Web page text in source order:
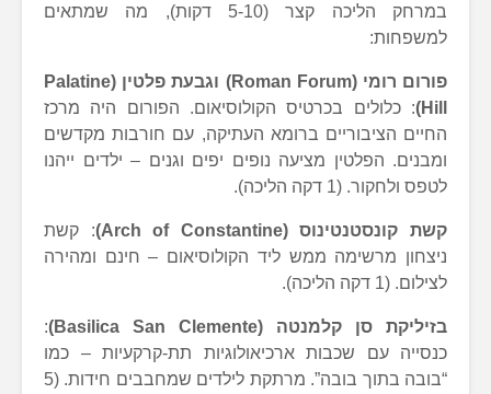
במרחק הליכה קצר (5-10 דקות), מה שמתאים
למשפחות:
פורום רומי (Roman Forum) וגבעת פלטין (Palatine
Hill) : כלולים בכרטיס הקולוסיאום. הפורום היה מרכז
החיים הציבוריים ברומא העתיקה, עם חורבות מקדשים
ומבנים. הפלטין מציעה נופים יפים וגנים – ילדים ייהנו
לטפס ולחקור. (1 דקה הליכה).
קשת קונסטנטינוס (Arch of Constantine)
: קשת
ניצחון מרשימה ממש ליד הקולוסיאום – חינם ומהירה
לצילום. (1 דקה הליכה).
בזיליקת סן קלמנטה (Basilica San Clemente)
:
כנסייה עם שכבות ארכיאולוגיות תת-קרקעיות – כמו
“בובה בתוך בובה”. מרתקת לילדים שמחבבים חידות. (5